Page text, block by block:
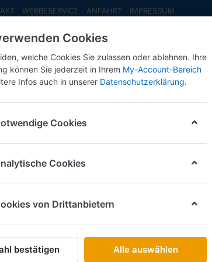
WERBESERVICE ANFAHRT IMPRESSUM
NEU EINGETROFFEN NEUHEITEN
Brekina
Ford
silber/
19,50 €
Cookies
welche Cookies Sie zulassen oder ablehnen. Ihre
können Sie jederzeit in Ihrem My-Account-Bereich
Infos auch in unserer Datenschutzerklärung.
Cookies
Cookies
von Drittanbietern
bestätigen Alle auswählen